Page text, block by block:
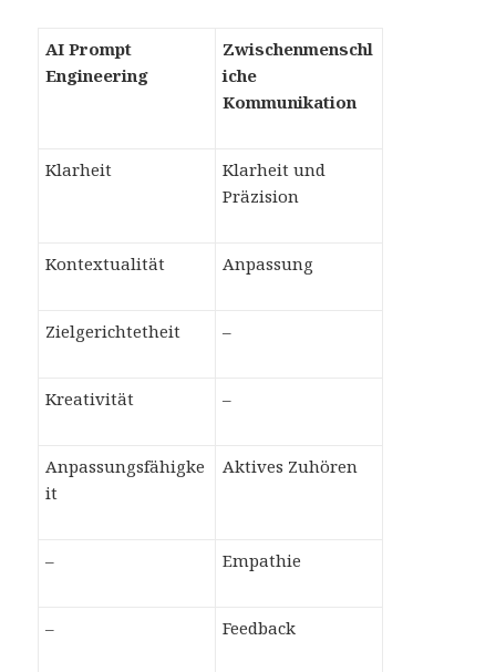
AI Prompt
Engineering
Zwischenmenschl
iche
Kommunikation
Klarheit
Klarheit und
Präzision
Kontextualität Anpassung
Zielgerichtetheit –
Kreativität –
Anpassungsfähigke
it
Aktives Zuhören
– Empathie
– Feedback